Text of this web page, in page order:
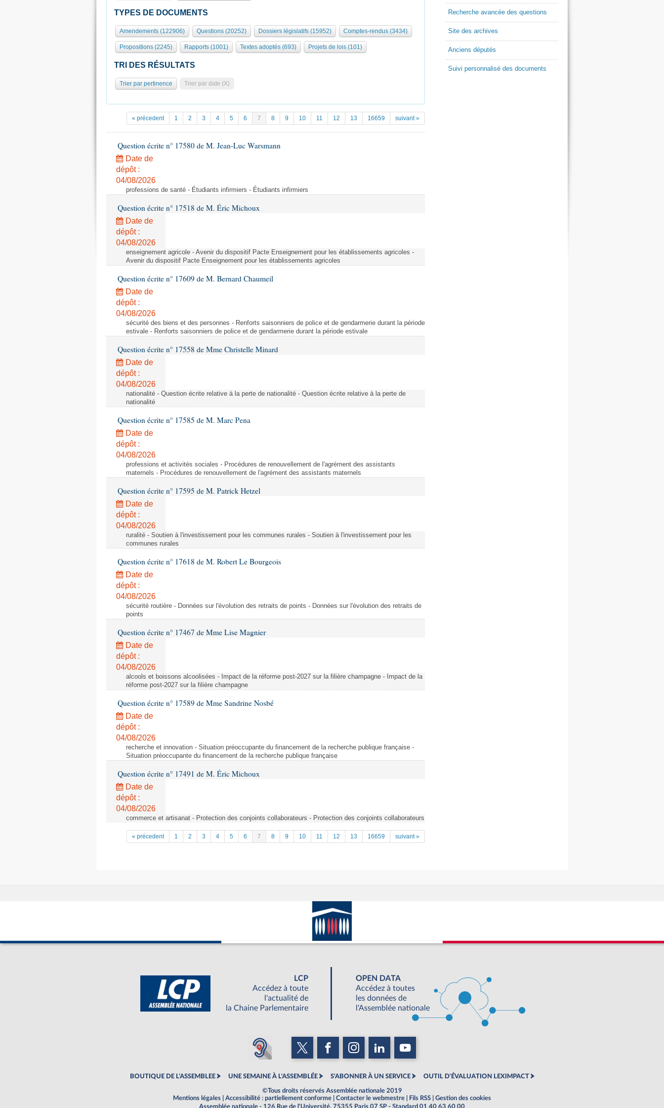
TYPES DE DOCUMENTS
Amendements (122906) Questions (20252) Dossiers législatifs (15952) Comptes-rendus (3434)
Propositions (2245) Rapports (1001) Textes adoptés (693) Projets de lois (101)
TRI DES RÉSULTATS
Trier par pertinence Trier par date (X)
« précedent 1 2 3 4 5 6 7 8 9 10 11 12 13 16659 suivant »
Question écrite n° 17580 de M. Jean-Luc Warsmann
Date de
dépôt :
04/08/2026
professions de santé - Étudiants infirmiers - Étudiants infirmiers
Question écrite n° 17518 de M. Éric Michoux
Date de
dépôt :
04/08/2026
enseignement agricole - Avenir du dispositif Pacte Enseignement pour les établissements agricoles -
Avenir du dispositif Pacte Enseignement pour les établissements agricoles
Question écrite n° 17609 de M. Bernard Chaumeil
Date de
dépôt :
04/08/2026
sécurité des biens et des personnes - Renforts saisonniers de police et de gendarmerie durant la période
estivale - Renforts saisonniers de police et de gendarmerie durant la période estivale
Question écrite n° 17558 de Mme Christelle Minard
Date de
dépôt :
04/08/2026
nationalité - Question écrite relative à la perte de nationalité - Question écrite relative à la perte de
nationalité
Question écrite n° 17585 de M. Marc Pena
Date de
dépôt :
04/08/2026
professions et activités sociales - Procédures de renouvellement de l'agrément des assistants
maternels - Procédures de renouvellement de l'agrément des assistants maternels
Question écrite n° 17595 de M. Patrick Hetzel
Date de
dépôt :
04/08/2026
ruralité - Soutien à l'investissement pour les communes rurales - Soutien à l'investissement pour les
communes rurales
Question écrite n° 17618 de M. Robert Le Bourgeois
Date de
dépôt :
04/08/2026
sécurité routière - Données sur l'évolution des retraits de points - Données sur l'évolution des retraits de
points
Question écrite n° 17467 de Mme Lise Magnier
Date de
dépôt :
04/08/2026
alcools et boissons alcoolisées - Impact de la réforme post-2027 sur la filière champagne - Impact de la
réforme post-2027 sur la filière champagne
Question écrite n° 17589 de Mme Sandrine Nosbé
Date de
dépôt :
04/08/2026
recherche et innovation - Situation préoccupante du financement de la recherche publique française -
Situation préoccupante du financement de la recherche publique française
Question écrite n° 17491 de M. Éric Michoux
Date de
dépôt :
04/08/2026
commerce et artisanat - Protection des conjoints collaborateurs - Protection des conjoints collaborateurs
« précedent 1 2 3 4 5 6 7 8 9 10 11 12 13 16659 suivant »
Recherche avancée des questions
Site des archives
Anciens députés
Suivi personnalisé des documents
LCP
Accédez à toute
l'actualité de
la Chaine Parlementaire
OPEN DATA
Accédez à toutes
les données de
l'Assemblée nationale
BOUTIQUE DE L'ASSEMBLEE UNE SEMAINE À L'ASSEMBLÉE S'ABONNER À UN SERVICE OUTIL D'ÉVALUATION LEXIMPACT
©Tous droits réservés Assemblée nationale 2019
Mentions légales
Accessibilité : partiellement conforme Contacter le webmestre Fils RSS
Gestion des cookies
Assemblée nationale - 126 Rue de l'Université, 75355 Paris 07 SP - Standard 01 40 63 60 00